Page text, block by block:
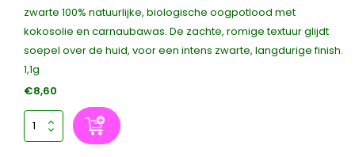
zwarte 100% natuurlijke, biologische oogpotlood met
kokosolie en carnaubawas. De zachte, romige textuur glijdt
soepel over de huid, voor een intens zwarte, langdurige finish.
1,1g
€8,60